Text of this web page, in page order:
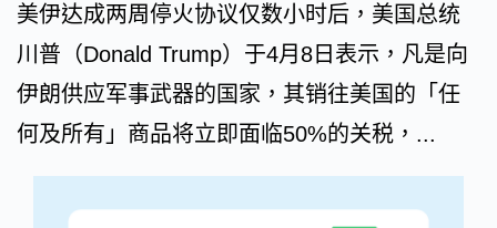
美伊达成两周停火协议仅数小时后，美国总统
川普（Donald Trump）于4月8日表示，凡是向
伊朗供应军事武器的国家，其销往美国的「任
何及所有」商品将立即面临50%的关税，...